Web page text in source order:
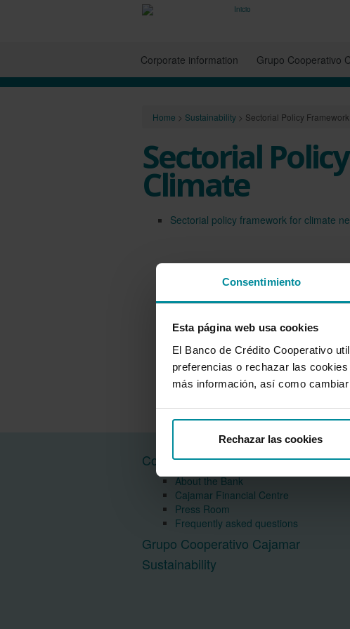
Consentimiento
Esta página web usa cookies
El Banco de Crédito Cooperativo
preferencias o rechazar las
más información, así como
Rechazar las cookies
Corporate information Grupo Cooperativo
Home > Sustainability > Sectorial Policy
Sectorial
Climate
Sectorial policy framework for climate
Corporate information
About the Bank
Cajamar Financial Centre
Press Room
Frequently asked questions
Grupo Cooperativo Cajamar
Sustainability